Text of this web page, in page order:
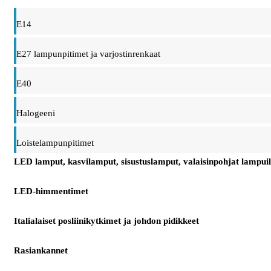
E14
E27 lampunpitimet ja varjostinrenkaat
E40
Halogeeni
Loistelampunpitimet
LED lamput, kasvilamput, sisustuslamput, valaisinpohjat
LED-himmentimet
Italialaiset posliinikytkimet ja johdon pidikkeet
Rasiankannet